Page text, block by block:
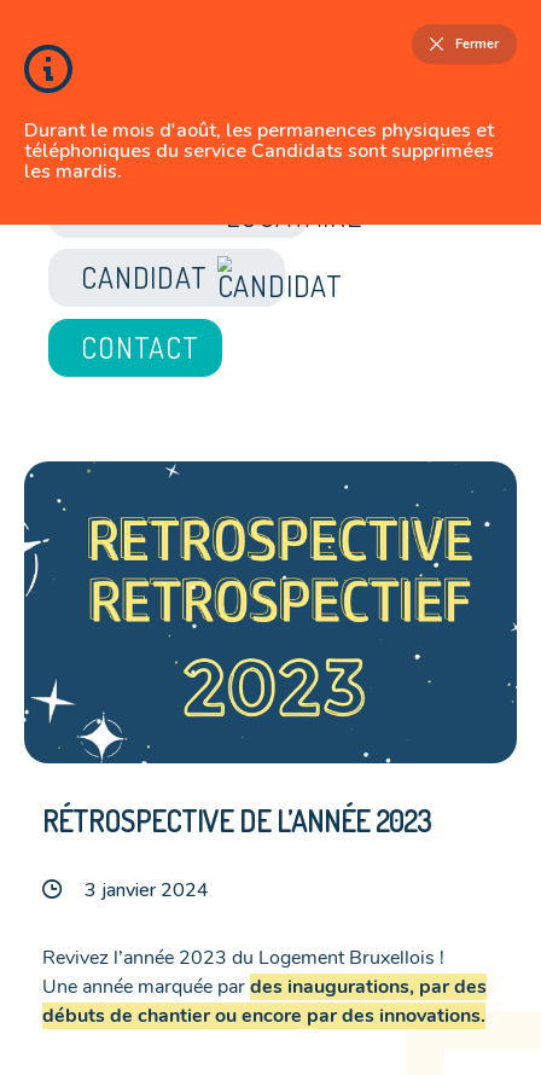
Durant le mois d'août, les permanences physiques et
téléphoniques du service Candidats sont supprimées
les mardis.
Fermer
JE SUIS
LOCATAIRE
CANDIDAT
RÉTROSPECTIVE DE L’ANNÉE 2023
3 janvier 2024
Revivez l’année 2023 du Logement Bruxellois !
Une année marquée pardes inaugurations, par des
débuts de chantier ou encore par des innovations.